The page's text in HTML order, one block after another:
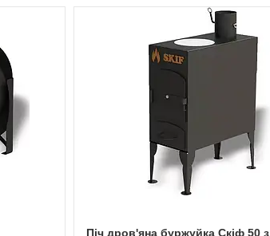
Піч дров'яна буржуйка Скіф 50 з